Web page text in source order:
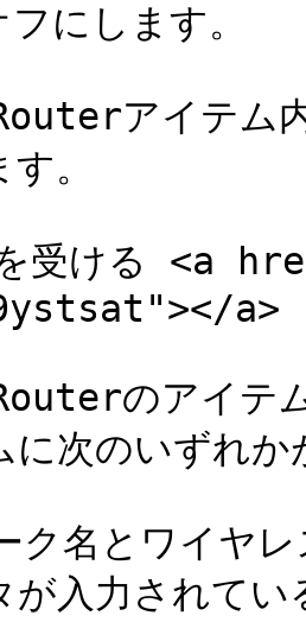
にします。
アイテム
。
を受ける <a
a>
のアイテ
に次のいずれ
名とワイヤ
が入力されてい